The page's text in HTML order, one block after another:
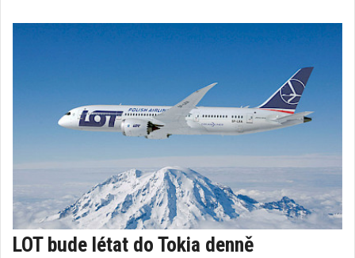
LOT bude létat do Tokia denně